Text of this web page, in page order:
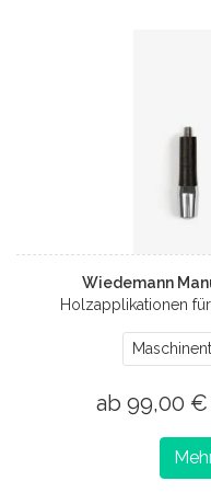
Wiedemann
Holzapplikationen
ab 99,00 €